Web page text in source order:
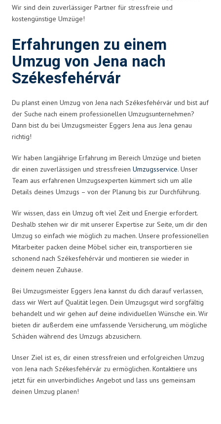
Wir sind dein zuverlässiger Partner für stressfreie und
kostengünstige Umzüge!
Erfahrungen zu einem
Umzug von Jena nach
Székesfehérvár
Du planst einen Umzug von Jena nach Székesfehérvár und bist auf
der Suche nach einem professionellen Umzugsunternehmen?
Dann bist du bei Umzugsmeister Eggers Jena aus Jena genau
richtig!
Wir haben langjährige Erfahrung im Bereich Umzüge und bieten
dir einen zuverlässigen und stressfreien Umzugsservice. Unser
Team aus erfahrenen Umzugsexperten kümmert sich um alle
Details deines Umzugs – von der Planung bis zur Durchführung.
Wir wissen, dass ein Umzug oft viel Zeit und Energie erfordert.
Deshalb stehen wir dir mit unserer Expertise zur Seite, um dir den
Umzug so einfach wie möglich zu machen. Unsere professionellen
Mitarbeiter packen deine Möbel sicher ein, transportieren sie
schonend nach Székesfehérvár und montieren sie wieder in
deinem neuen Zuhause.
Bei Umzugsmeister Eggers Jena kannst du dich darauf verlassen,
dass wir Wert auf Qualität legen. Dein Umzugsgut wird sorgfältig
behandelt und wir gehen auf deine individuellen Wünsche ein. Wir
bieten dir außerdem eine umfassende Versicherung, um mögliche
Schäden während des Umzugs abzusichern.
Unser Ziel ist es, dir einen stressfreien und erfolgreichen Umzug
von Jena nach Székesfehérvár zu ermöglichen. Kontaktiere uns
jetzt für ein unverbindliches Angebot und lass uns gemeinsam
deinen Umzug planen!